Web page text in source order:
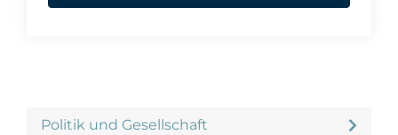
Politik und Gesellschaft